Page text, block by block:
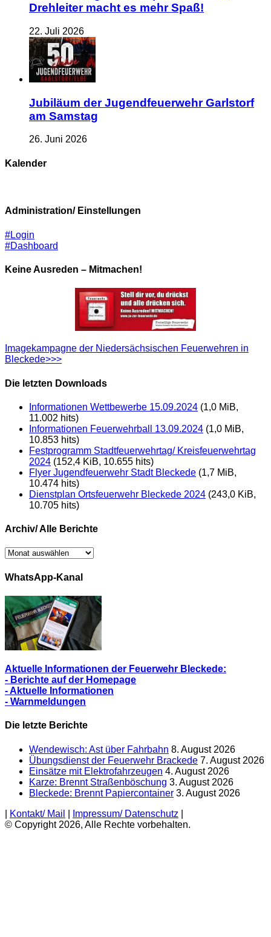
Drehleiter macht es mehr Spaß!
22. Juli 2026
Jubiläum der Jugendfeuerwehr Garlstorf
am Samstag
26. Juni 2026
Kalender
Administration/ Einstellungen
#Login
#Dashboard
Keine Ausreden – Mitmachen!
Imagekampagne der Niedersächsischen Feuerwehren in
Bleckede>>>
Die letzten Downloads
Informationen Wettbewerbe 15.09.2024 (1,0 MiB,
11.002 hits)
Informationen Feuerwehrball 13.09.2024 (1,0 MiB,
10.853 hits)
Festprogramm Stadtfeuerwehrtag/ Kreisfeuerwehrtag
2024 (152,4 KiB, 10.655 hits)
Flyer Jugendfeuerwehr Stadt Bleckede (1,7 MiB,
10.474 hits)
Dienstplan Ortsfeuerwehr Bleckede 2024 (243,0 KiB,
10.705 hits)
Archiv/ Alle Berichte
Archiv/
Berichte
WhatsApp-Kanal
Aktuelle Informationen der Feuerwehr Bleckede:
- Berichte auf der Homepage
- Aktuelle Informationen
- Warnmeldungen
Die letzte Berichte
Wendewisch: Ast über Fahrbahn 8. August 2026
Übungsdienst der Feuerwehr Brackede 7. August 2026
Einsätze mit Elektrofahrzeugen 4. August 2026
Karze: Brennt Straßenböschung 3. August 2026
Bleckede: Brennt Papiercontainer 3. August 2026
Kontakt/ Mail Impressum/ Datenschutz
© Copyright 2026, Alle Rechte vorbehalten.